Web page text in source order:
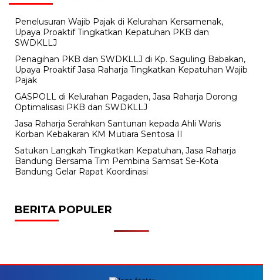
Penelusuran Wajib Pajak di Kelurahan Kersamenak,
Upaya Proaktif Tingkatkan Kepatuhan PKB dan
SWDKLLJ
Penagihan PKB dan SWDKLLJ di Kp. Saguling Babakan,
Upaya Proaktif Jasa Raharja Tingkatkan Kepatuhan Wajib
Pajak
GASPOLL di Kelurahan Pagaden, Jasa Raharja Dorong
Optimalisasi PKB dan SWDKLLJ
Jasa Raharja Serahkan Santunan kepada Ahli Waris
Korban Kebakaran KM Mutiara Sentosa II
Satukan Langkah Tingkatkan Kepatuhan, Jasa Raharja
Bandung Bersama Tim Pembina Samsat Se-Kota
Bandung Gelar Rapat Koordinasi
BERITA POPULER